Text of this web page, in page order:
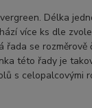
Délka
více ks dle
se rozměrově
této řady je
s celopalcovými